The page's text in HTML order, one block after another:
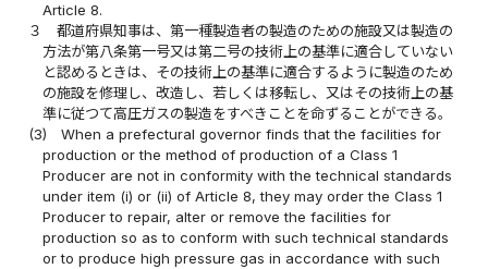
Article 8.
３
都道府県知事は、第一種製造者の製造のための施設又は製造の
方法が第八条第一号又は第二号の技術上の基準に適合していない
と認めるときは、その技術上の基準に適合するように製造のため
の施設を修理し、改造し、若しくは移転し、又はその技術上の基
準に従つて高圧ガスの製造をすべきことを命ずることができる。
(3)
When a prefectural governor finds that the facilities for
production or the method of production of a Class 1
Producer are not in conformity with the technical standards
under item (i) or (ii) of Article 8, they may order the Class 1
Producer to repair, alter or remove the facilities for
production so as to conform with such technical standards
or to produce high pressure gas in accordance with such